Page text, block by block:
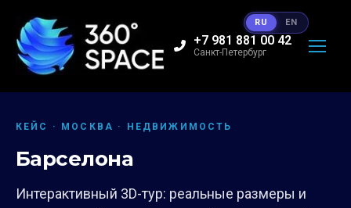
+7 981 881 00 42
Санкт-Петербург
КЕЙС · МОСКВА · НЕДВИЖИМОСТЬ
Барселона
Интерактивный 3D-тур: реальные размеры и
RU EN